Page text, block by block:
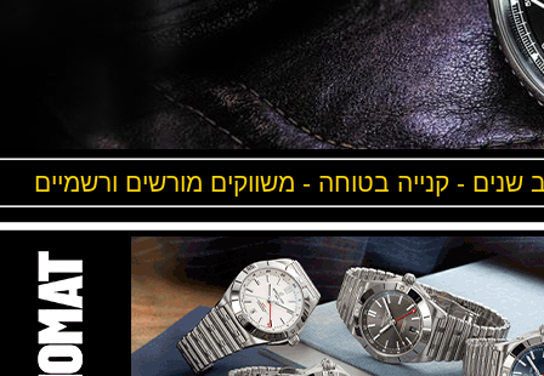
- קנייה בטוחה - משווקים מורשים ורשמיים